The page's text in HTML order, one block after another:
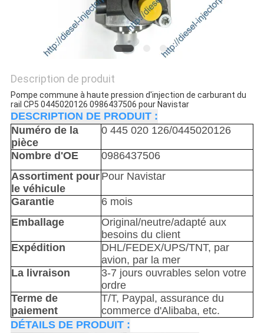
POLITIQUE
CONFIDENTIALITÉ
Description de produit
Pompe commune à haute pression d'injection de carburant du
rail CP5 0445020126 0986437506 pour Navistar
DESCRIPTION DE PRODUIT :
Numéro de la
pièce
0 445 020 126/0445020126
Nombre d'OE
0986437506
Assortiment pour
le véhicule
Pour Navistar
Garantie
6 mois
Emballage
Original/neutre/adapté aux
besoins du client
Expédition
DHL/FEDEX/UPS/TNT, par
avion, par la mer
La livraison
3-7 jours ouvrables selon votre
ordre
Terme de
paiement
T/T, Paypal, assurance du
commerce d'Alibaba, etc.
DÉTAILS DE PRODUIT :